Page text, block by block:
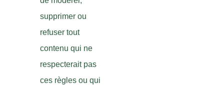
supprimer ou
refuser tout
contenu qui ne
respecterait pas
ces règles ou qui